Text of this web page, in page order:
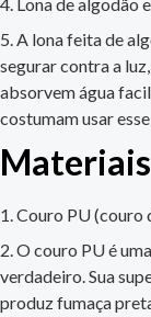
A lona feita de
segurar contra a
absorvem água
costumam usar
Couro PU (couro
O couro PU é
verdadeiro. Sua
produz fumaça